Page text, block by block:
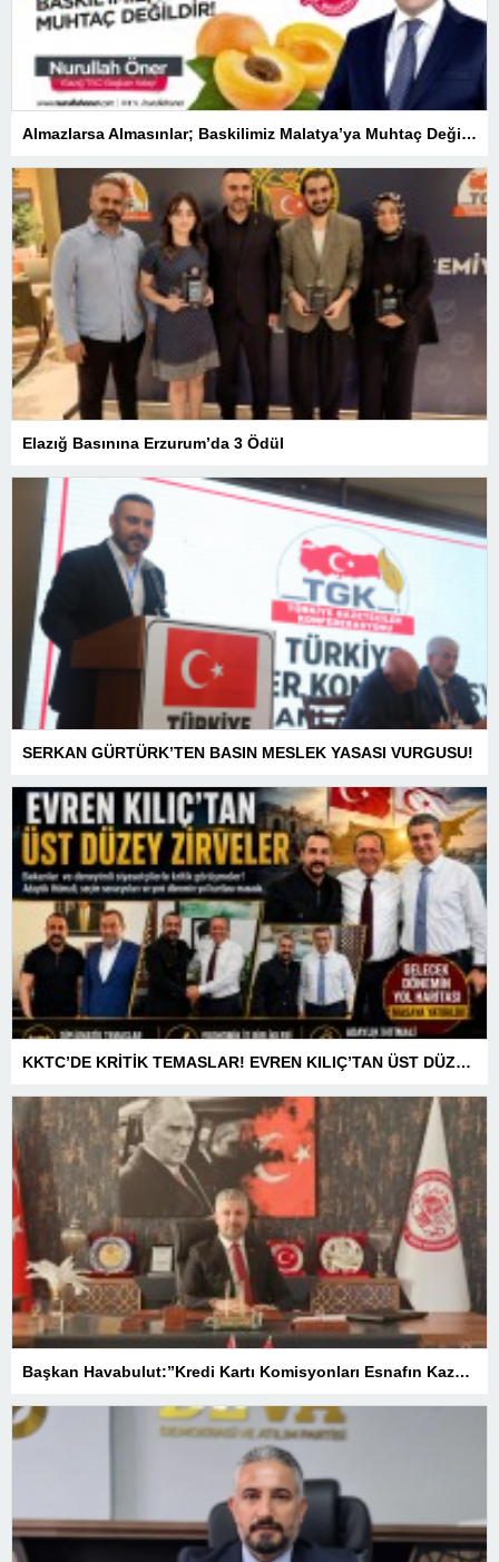
Almazlarsa Almasınlar; Baskilimiz Malatya’ya Muhtaç Değildir
Elazığ Basınına Erzurum’da 3 Ödül
SERKAN GÜRTÜRK’TEN BASIN MESLEK YASASI VURGUSU!
KKTC’DE KRİTİK TEMASLAR! EVREN KILIÇ’TAN ÜST DÜZEY ZİRVELER
Başkan Havabulut:”Kredi Kartı Komisyonları Esnafın Kazancını Eritiyor”